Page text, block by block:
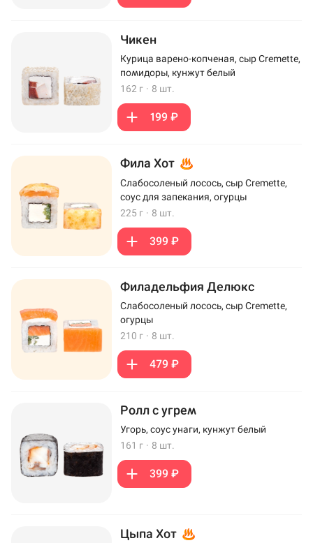
Чикен
Курица варено-копченая, сыр Cremette,
помидоры, кунжут белый
162 г · 8 шт.
199 ₽
Фила Хот
Слабосоленый лосось, сыр Cremette,
соус для запекания, огурцы
225 г · 8 шт.
399 ₽
Филадельфия Делюкс
Слабосоленый лосось, сыр Cremette,
огурцы
210 г · 8 шт.
479 ₽
Ролл с угрем
Угорь, соус унаги, кунжут белый
161 г · 8 шт.
399 ₽
Цыпа Хот